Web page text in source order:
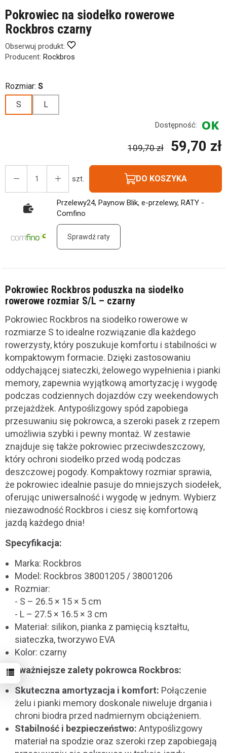
Pokrowiec na siodełko rowerowe
Rockbros czarny
Obserwuj produkt:
Producent: Rockbros
Rozmiar: S
S
L
Dostępność:
109,70 zł 59,70 zł
szt. DO KOSZYKA
Przelewy24, Paynow Blik, e-przelewy, RATY -
Comfino
Sprawdź raty
Pokrowiec Rockbros poduszka na siodełko
rowerowe rozmiar S/L – czarny
Pokrowiec Rockbros na siodełko rowerowe w
rozmiarze S to idealne rozwiązanie dla każdego
rowerzysty, który poszukuje komfortu i stabilności w
kompaktowym formacie. Dzięki zastosowaniu
oddychającej siateczki, żelowego wypełnienia i pianki
memory, zapewnia wyjątkową amortyzację i wygodę
podczas codziennych dojazdów czy weekendowych
przejażdżek. Antypoślizgowy spód zapobiega
przesuwaniu się pokrowca, a szeroki pasek z rzepem
umożliwia szybki i pewny montaż. W zestawie
znajduje się także pokrowiec przeciwdeszczowy,
który ochroni siodełko przed wodą podczas
deszczowej pogody. Kompaktowy rozmiar sprawia,
że pokrowiec idealnie pasuje do mniejszych siodełek,
oferując uniwersalność i wygodę w jednym. Wybierz
niezawodność Rockbros i ciesz się komfortową
jazdą każdego dnia!
Specyfikacja:
Marka: Rockbros
Model: Rockbros 38001205 / 38001206
Rozmiar:
- S – 26.5 × 15 × 5 cm
- L – 27.5 × 16.5 × 3 cm
Materiał: silikon, pianka z pamięcią kształtu,
siateczka, tworzywo EVA
Kolor: czarny
Najważniejsze zalety pokrowca Rockbros:
Skuteczna amortyzacja i komfort: Połączenie
żelu i pianki memory doskonale niweluje drgania i
chroni biodra przed nadmiernym obciążeniem.
Stabilność i bezpieczeństwo: Antypoślizgowy
materiał na spodzie oraz szeroki rzep zapobiegają